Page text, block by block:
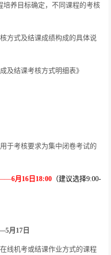
培养目标确定，不同课程的考核
方式及结课成绩构成的具体说
及结课考核方式明细表》
于考核要求为集中闭卷考试的
6月 16 日 18:00 （建议选择9:00-
5月 17 日
线机考或结课作业方式的课程